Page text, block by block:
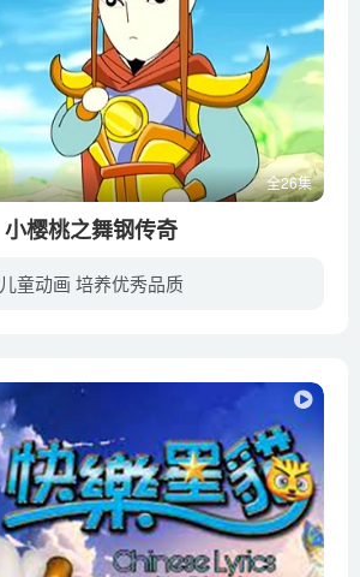
全26集
小樱桃之舞钢传奇
儿童动画 培养优秀品质